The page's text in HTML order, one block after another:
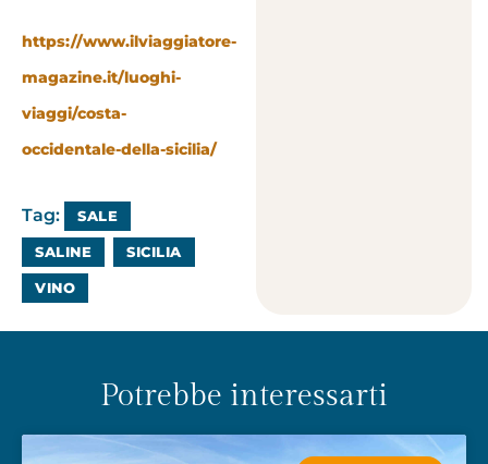
https://www.ilviaggiatore-
magazine.it/luoghi-
viaggi/costa-
occidentale-della-sicilia/
Tag: SALE
SALINE SICILIA
VINO
Potrebbe interessarti